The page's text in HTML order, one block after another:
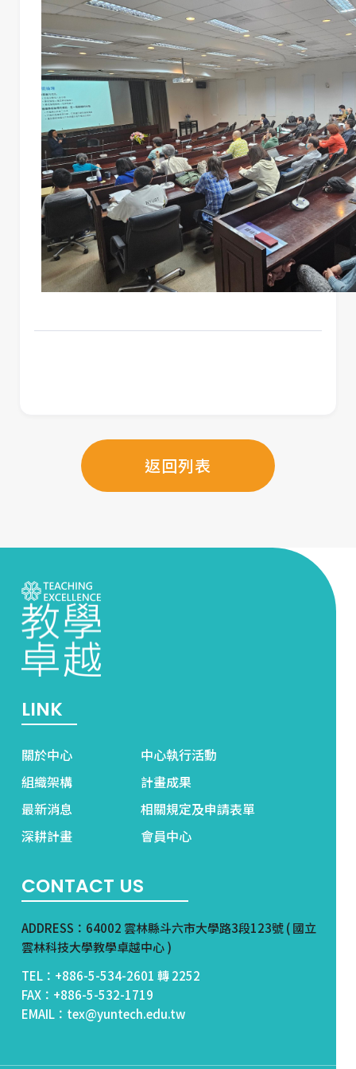
返回列表
LINK
關於中心
中心執行活動
組織架構
計畫成果
最新消息
相關規定及申請表單
深耕計畫
會員中心
CONTACT US
ADDRESS：64002 雲林縣斗六市大學路3段123號 ( 國立
雲林科技大學教學卓越中心 )
TEL：+886-5-534-2601 轉 2252
FAX：+886-5-532-1719
EMAIL：tex@yuntech.edu.tw